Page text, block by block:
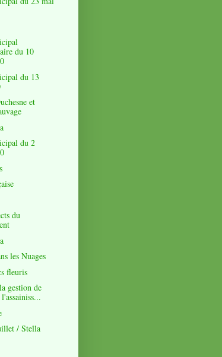
du 10
du 13
et
du 2
du
les Nuages
fleuris
gestion de
/ Stella